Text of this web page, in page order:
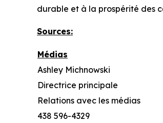
durable et à la prospérité des
Sources:
Médias
Ashley Michnowski
Directrice principale
Relations avec les médias
438 596-4329